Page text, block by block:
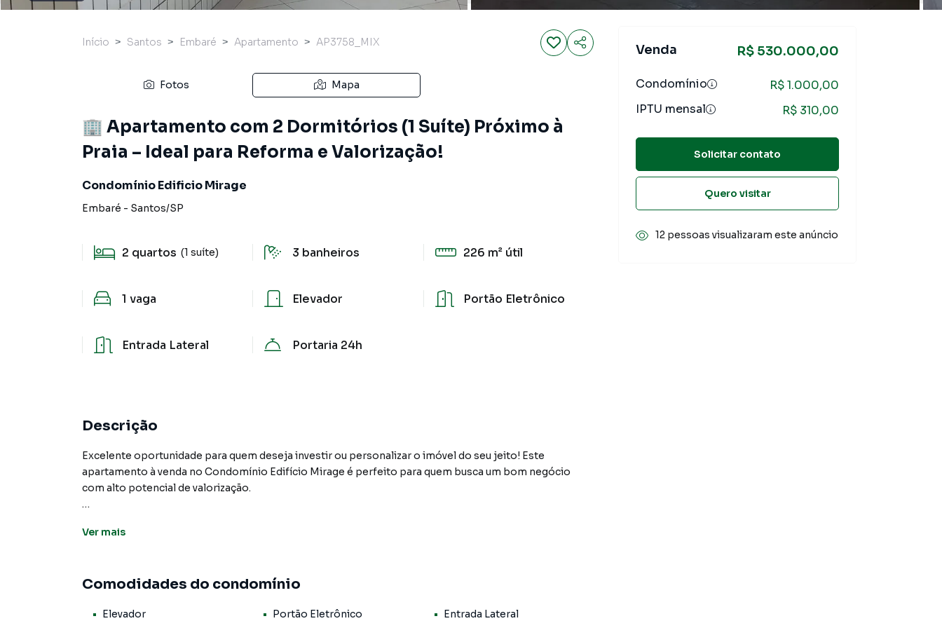
Início Santos Embaré Apartamento AP3758_MIX
Fotos Mapa
🏢 Apartamento com 2 Dormitórios (1 Suíte) Próximo à
Praia – Ideal para Reforma e Valorização!
Condomínio Edificio Mirage
Embaré - Santos/SP
2 quartos (1 suíte) 3 banheiros 226 m² útil
1 vaga Elevador Portão Eletrônico
Entrada Lateral Portaria 24h
Descrição
Excelente oportunidade para quem deseja investir ou personalizar o imóvel do seu jeito! Este
apartamento à venda no Condomínio Edifício Mirage é perfeito para quem busca um bom negócio
com alto potencial de valorização.
privacidade e tranquilidade para o dia a dia. A planta é bem distribuída, permitindo diversas
O apartamento conta com 2 dormitórios, sendo 1 suíte, além de quarto e banheiro de empregada,
de serviço, trazendo mais praticidade e funcionalidade.
Ver mais
Comodidades do condomínio
Elevador Portão Eletrônico
Entrada Lateral
Venda R$ 530.000,00
Condomínio
R$ 1.000,00
IPTU mensal
R$ 310,00
Solicitar contato
Quero visitar
12 pessoas visualizaram este anúncio